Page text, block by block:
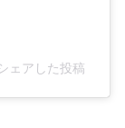
ェアした投稿